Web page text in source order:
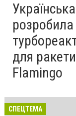
розробила
для
Flamingo
СПЕЦТЕМА